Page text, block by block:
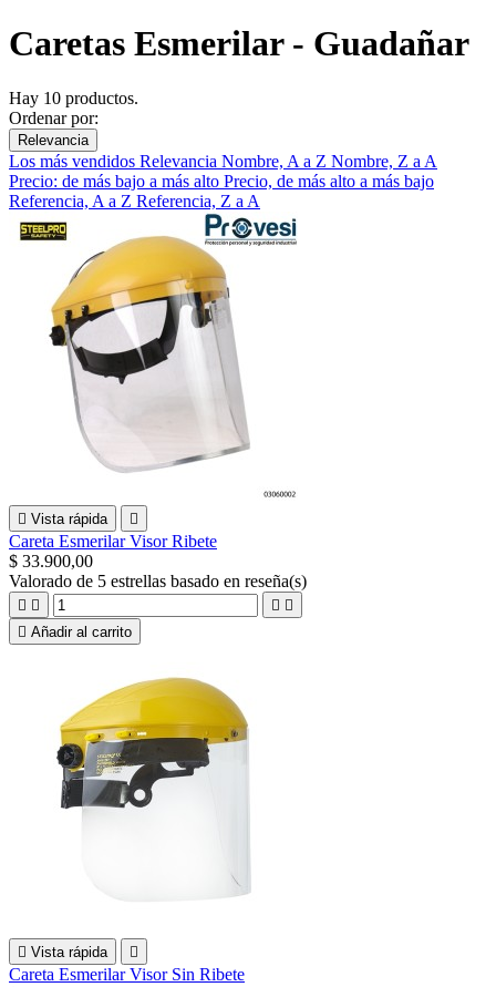
Caretas Esmerilar - Guadañar
Hay 10 productos.
Ordenar por:
Relevancia
Los más vendidos Relevancia Nombre, A a Z Nombre, Z a A
Precio: de más bajo a más alto Precio, de más alto a más bajo
Referencia, A a Z Referencia, Z a A
 Vista rápida 
Careta Esmerilar Visor Ribete
$ 33.900,00
Valorado de 5 estrellas basado en reseña(s)
   
 Añadir al carrito
 Vista rápida 
Careta Esmerilar Visor Sin Ribete